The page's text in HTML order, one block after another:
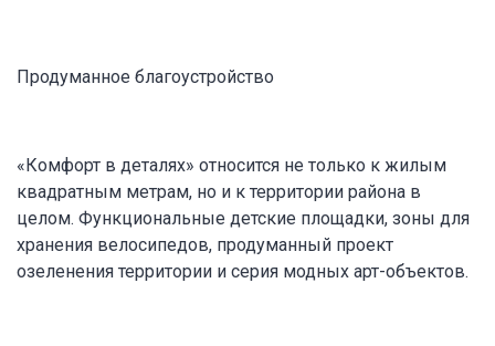
Продуманное благоустройство
«Комфорт в деталях» относится не только к жилым
квадратным метрам, но и к территории района в
целом. Функциональные детские площадки, зоны для
хранения велосипедов, продуманный проект
озеленения территории и серия модных арт-объектов.